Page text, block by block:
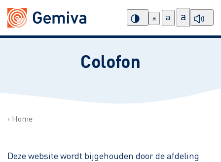
a a a
Colofon
Home
Deze website wordt bijgehouden door de afdeling